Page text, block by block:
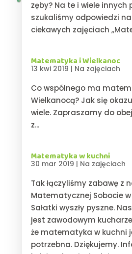
zęby? Na te i wiele innych
szukaliśmy odpowiedzi
ciekawych zajęciach
Matematyka i Wielkanoc
13 kwi 2019 | Na zajęciach
Co wspólnego ma
Wielkanocą? Jak się
wiele. Zapraszamy do
z...
Matematyka w kuchni
30 mar 2019 | Na zajęciach
Tak łączyliśmy zabawę z
Matematycznej Sobocie
Sałatki wyszły pyszne.
jest zawodowym
że matematyka w kuchni
potrzebna. Dziękujemy.